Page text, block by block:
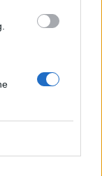
giorni
e li
trova,